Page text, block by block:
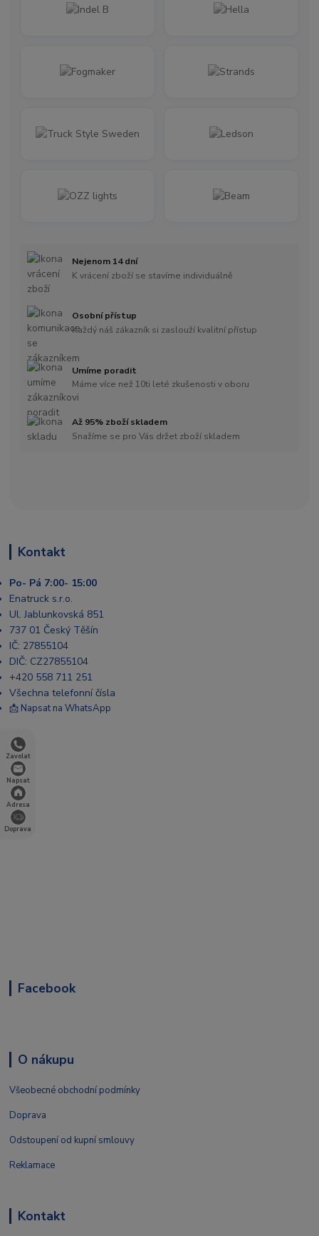
Zavolat
Napsat
Adresa
Doprava
Nejenom 14 dní
K vrácení zboží se stavíme individuálně
Osobní přístup
Každý náš zákazník si zaslouží kvalitní přístup
Umíme poradit
Máme více než 10ti leté zkušenosti v oboru
Až 95% zboží skladem
Snažíme se pro Vás držet zboží skladem
Kontakt
Po- Pá 7:00- 15:00
Enatruck s.r.o.
Ul. Jablunkovská 851
737 01 Český Těšín
IČ: 27855104
DIČ: CZ27855104
+420 558 711 251
Všechna telefonní čísla
📩 Napsat na WhatsApp
Facebook
O nákupu
Všeobecné obchodní podmínky
Doprava
Odstoupení od kupní smlouvy
Reklamace
Kontakt